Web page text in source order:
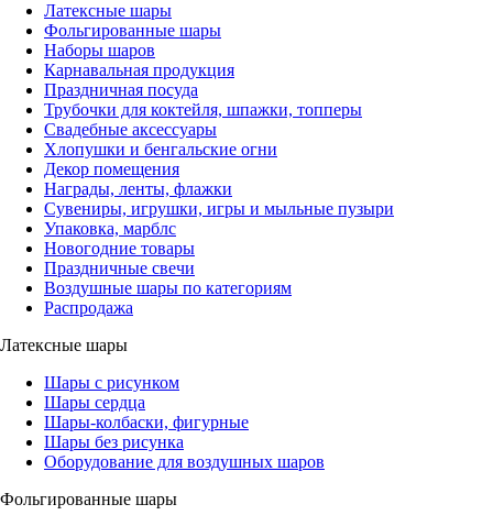
Латексные шары
Фольгированные шары
Наборы шаров
Карнавальная продукция
Праздничная посуда
Трубочки для коктейля, шпажки, топперы
Свадебные аксессуары
Хлопушки и бенгальские огни
Декор помещения
Награды, ленты, флажки
Сувениры, игрушки, игры и мыльные пузыри
Упаковка, марблс
Новогодние товары
Праздничные свечи
Воздушные шары по категориям
Распродажа
Латексные шары
Шары с рисунком
Шары сердца
Шары-колбаски, фигурные
Шары без рисунка
Оборудование для воздушных шаров
Фольгированные шары